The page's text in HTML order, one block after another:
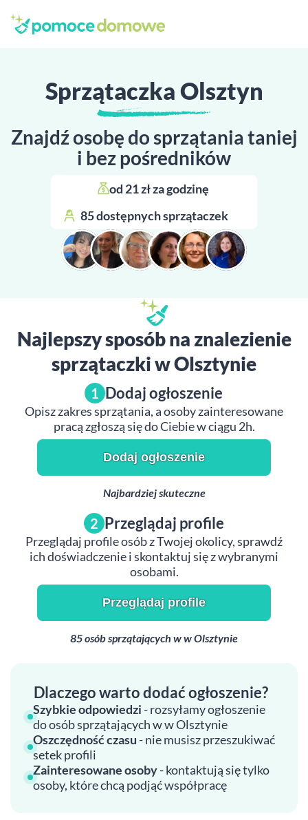
Sprzątaczka Olsztyn
Znajdź osobę do sprzątania taniej
i bez pośredników
od 21 zł za godzinę
85 dostępnych sprzątaczek
Najlepszy sposób na znalezienie
sprzątaczki w Olsztynie
1 Dodaj ogłoszenie
Opisz zakres sprzątania, a osoby zainteresowane
pracą zgłoszą się do Ciebie w ciągu 2h.
Dodaj ogłoszenie
Najbardziej skuteczne
2 Przeglądaj profile
Przeglądaj profile osób z Twojej okolicy, sprawdź
ich doświadczenie i skontaktuj się z wybranymi
osobami.
Przeglądaj profile
85 osób sprzątających w w Olsztynie
Dlaczego warto dodać ogłoszenie?
Szybkie odpowiedzi - rozsyłamy ogłoszenie
do osób sprzątających w w Olsztynie
Oszczędność czasu - nie musisz przeszukiwać
setek profili
Zainteresowane osoby- kontaktują się tylko
osoby, które chcą podjąć współpracę